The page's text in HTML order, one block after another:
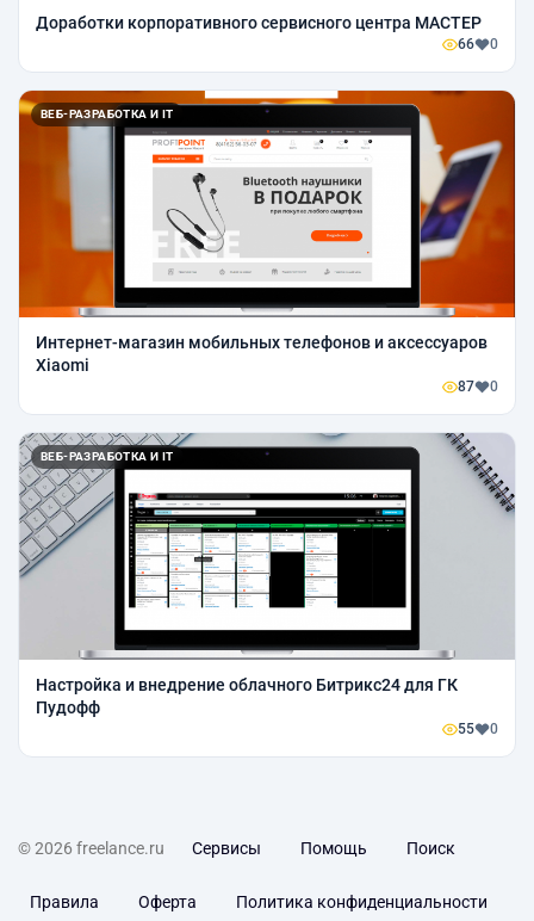
Доработки корпоративного сервисного центра МАСТЕР
66 0
ВЕБ-РАЗРАБОТКА И IT
Интернет-магазин мобильных телефонов и аксессуаров
Xiaomi
87 0
ВЕБ-РАЗРАБОТКА И IT
Настройка и внедрение облачного Битрикс24 для ГК
Пудофф
55 0
© 2026 freelance.ru Сервисы Помощь Поиск
Правила Оферта Политика конфиденциальности